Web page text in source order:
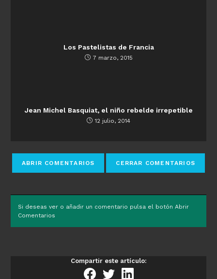
Los Pastelistas de Francia
7 marzo, 2015
Jean Michel Basquiat, el niño rebelde irrepetible
12 julio, 2014
Si deseas ver o añadir un comentario pulsa el botón Abrir
Comentarios
Compartir este artículo: